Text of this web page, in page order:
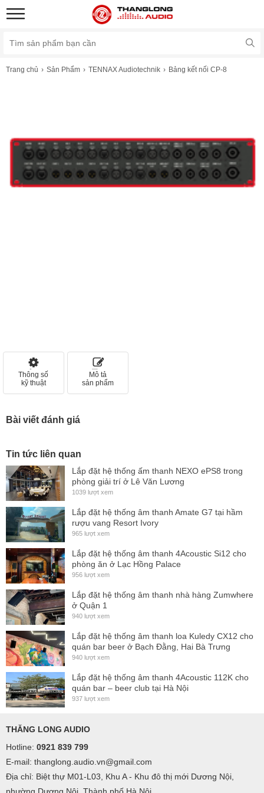
Trang chủ Sản Phẩm TENNAX Audiotechnik Bảng kết nối CP-8
Thông số
kỹ thuật
Mô tả
sản phẩm
Bài viết đánh giá
Tin tức liên quan
Lắp đặt hệ thống ấm thanh NEXO ePS8 trong
phòng giải trí ở Lê Văn Lương
1039 lượt xem
Lắp đặt hệ thống âm thanh Amate G7 tại hầm
rượu vang Resort Ivory
965 lượt xem
Lắp đặt hệ thống âm thanh 4Acoustic Si12 cho
phòng ăn ở Lạc Hồng Palace
956 lượt xem
Lắp đặt hệ thống âm thanh nhà hàng Zumwhere
ở Quận 1
940 lượt xem
Lắp đặt hệ thống âm thanh loa Kuledy CX12 cho
quán bar beer ở Bạch Đằng, Hai Bà Trưng
940 lượt xem
Lắp đặt hệ thống âm thanh 4Acoustic 112K cho
quán bar – beer club tại Hà Nội
937 lượt xem
THĂNG LONG AUDIO
Hotline: 0921 839 799
E-mail: thanglong.audio.vn@gmail.com
Địa chỉ: Biệt thự M01-L03, Khu A - Khu đô thị mới Dương Nội,